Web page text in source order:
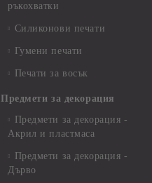
ръкохватки
Силиконови печати
Гумени печати
Печати за восък
Предмети за декорация
Предмети за декорация -
Акрил и пластмаса
Предмети за декорация -
Дърво